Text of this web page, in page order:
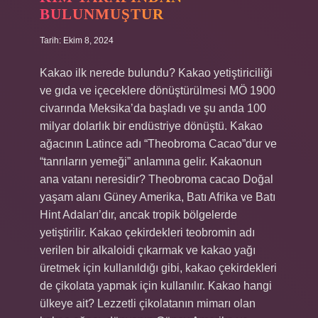
BULUNMUŞTUR
Tarih: Ekim 8, 2024
Kakao ilk nerede bulundu? Kakao yetiştiriciliği
ve gıda ve içeceklere dönüştürülmesi MÖ 1900
civarında Meksika’da başladı ve şu anda 100
milyar dolarlık bir endüstriye dönüştü. Kakao
ağacının Latince adı “Theobroma Cacao”dur ve
“tanrıların yemeği” anlamına gelir. Kakaonun
ana vatanı neresidir? Theobroma cacao Doğal
yaşam alanı Güney Amerika, Batı Afrika ve Batı
Hint Adaları’dır, ancak tropik bölgelerde
yetiştirilir. Kakao çekirdekleri teobromin adı
verilen bir alkaloidi çıkarmak ve kakao yağı
üretmek için kullanıldığı gibi, kakao çekirdekleri
de çikolata yapmak için kullanılır. Kakao hangi
ülkeye ait? Lezzetli çikolatanın mimarı olan